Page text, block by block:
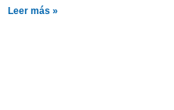
Leer más »